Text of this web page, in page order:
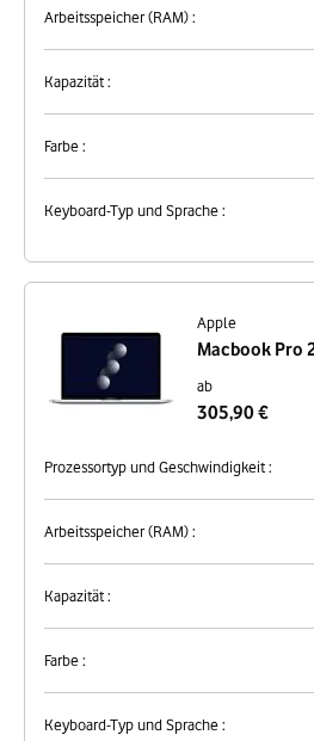
Arbeitsspeicher (RAM) :
Kapazität :
Farbe :
Keyboard-Typ und Sprache :
Apple
Macbook Pro
ab
305,90 €
Prozessortyp und Geschwindigkeit :
Arbeitsspeicher (RAM) :
Kapazität :
Farbe :
Keyboard-Typ und Sprache :